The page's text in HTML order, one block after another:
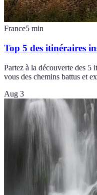
France5 min
Top 5 des itinéraires
Partez à la découverte des 5
vous des chemins battus et
Aug 3